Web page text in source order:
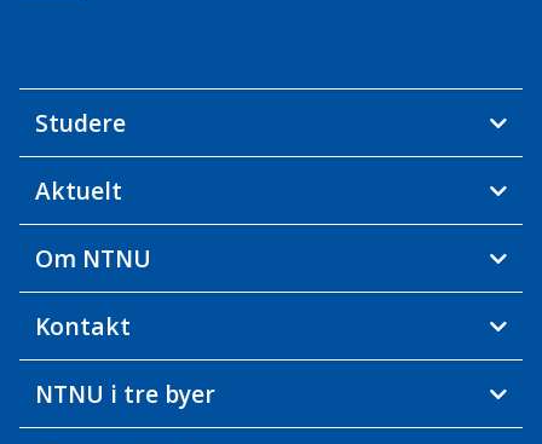
Studere
Aktuelt
Om NTNU
Kontakt
NTNU i tre byer